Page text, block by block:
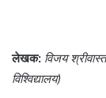
लेखक: विजय
विश्विद्यालय)